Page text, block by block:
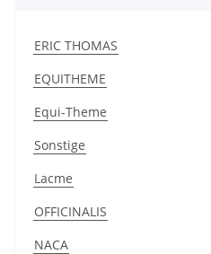
ERIC THOMAS
EQUITHEME
Equi-Theme
Sonstige
Lacme
OFFICINALIS
NACA